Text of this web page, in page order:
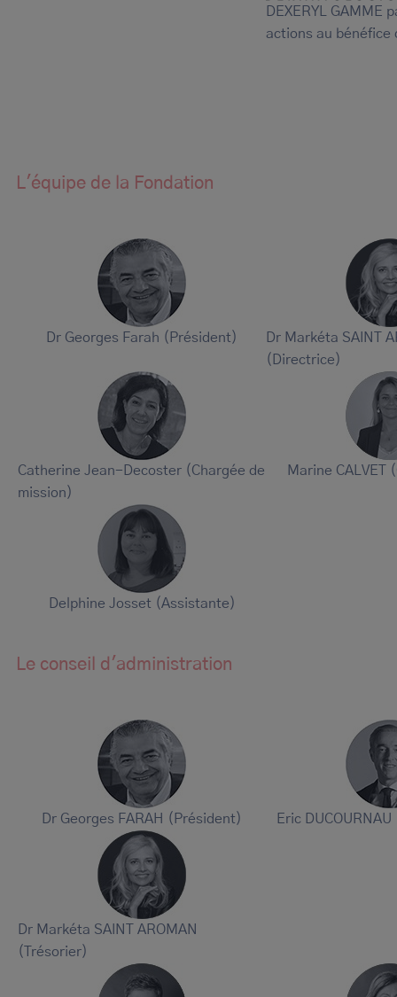
DEXERYL GAMME
actions au bénéfice
L'équipe de la Fondation
Dr Georges Farah (Président)
Dr Markéta SAINT
(Directrice)
Catherine Jean-Decoster (Chargée de
mission)
Marine CALVET
Delphine Josset (Assistante)
Le conseil d'administration
Dr Georges FARAH (Président) Eric
Dr Markéta SAINT AROMAN
(Trésorier)